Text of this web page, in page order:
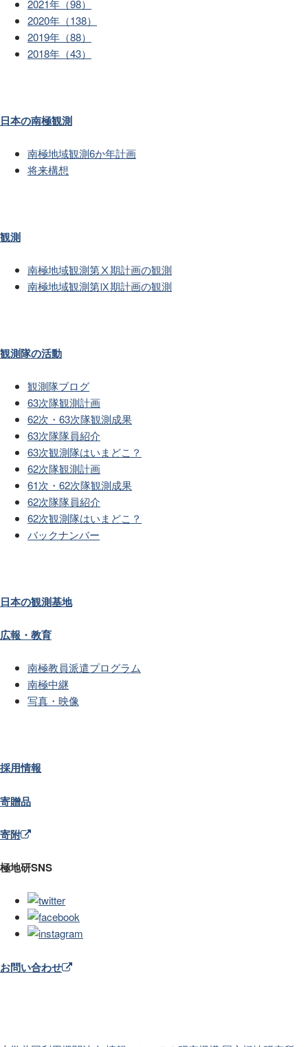
2021年（98）
2020年（138）
2019年（88）
2018年（43）
日本の南極観測
南極地域観測6か年計画
将来構想
観測
南極地域観測第Ⅹ期計画の観測
南極地域観測第Ⅸ期計画の観測
観測隊の活動
観測隊ブログ
63次隊観測計画
62次・63次隊観測成果
63次隊隊員紹介
63次観測隊はいまどこ？
62次隊観測計画
61次・62次隊観測成果
62次隊隊員紹介
62次観測隊はいまどこ？
バックナンバー
日本の観測基地
広報・教育
南極教員派遣プログラム
南極中継
写真・映像
採用情報
寄贈品
寄附
極地研SNS
お問い合わせ